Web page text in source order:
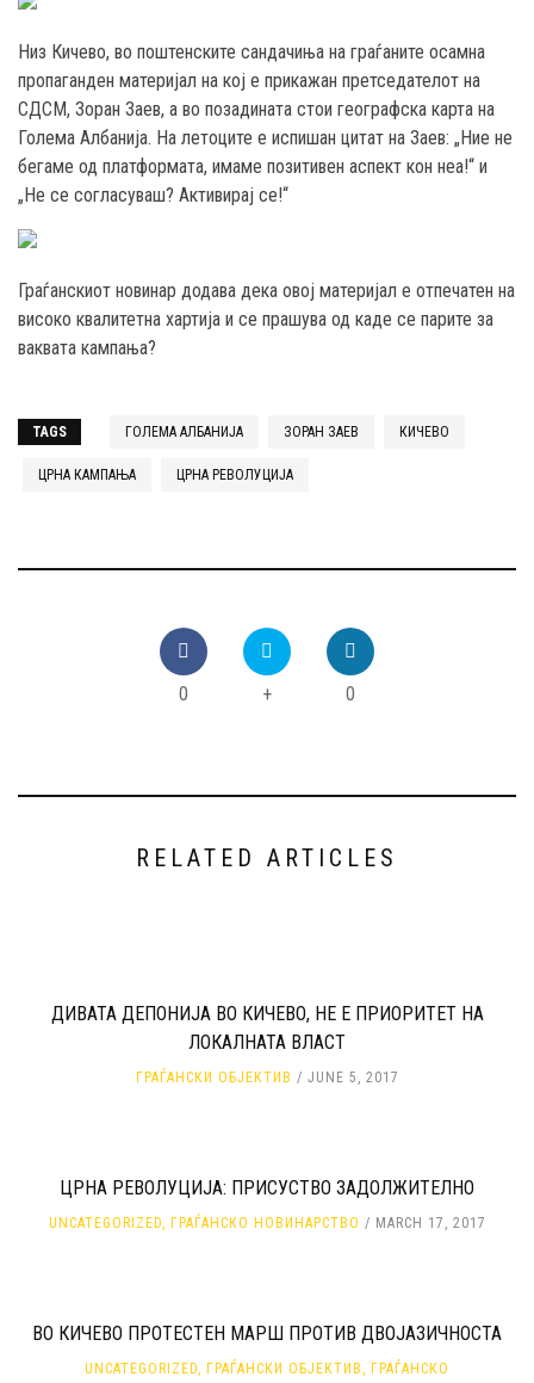
Низ Кичево, во поштенските сандачиња на граѓаните осамна
пропаганден материјал на кој е прикажан претседателот на
СДСМ, Зоран Заев, а во позадината стои географска карта на
Голема Албанија. На летоците е испишан цитат на Заев: „Ние не
бегаме од платформата, имаме позитивен аспект кон неа!“ и
„Не се согласуваш? Активирај се!“
Граѓанскиот новинар додава дека овој материјал е отпечатен на
високо квалитетна хартија и се прашува од каде се парите за
ваквата кампања?
TAGS ГОЛЕМА АЛБАНИЈА ЗОРАН ЗАЕВ КИЧЕВО
ЦРНА КАМПАЊА ЦРНА РЕВОЛУЦИЈА
0 + 0
RELATED ARTICLES
ДИВАТА ДЕПОНИЈА ВО КИЧЕВО, НЕ Е ПРИОРИТЕТ НА
ЛОКАЛНАТА ВЛАСТ
ГРАЃАНСКИ ОБЈЕКТИВ JUNE 5, 2017
ЦРНА РЕВОЛУЦИЈА: ПРИСУСТВО ЗАДОЛЖИТЕЛНО
UNCATEGORIZED, ГРАЃАНСКО НОВИНАРСТВО MARCH 17, 2017
ВО КИЧЕВО ПРОТЕСТЕН МАРШ ПРОТИВ ДВОЈАЗИЧНОСТА
UNCATEGORIZED, ГРАЃАНСКИ ОБЈЕКТИВ, ГРАЃАНСКО